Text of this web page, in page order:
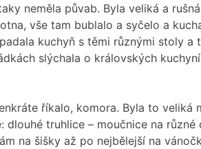
neměla půvab. Byla veliká a
vše tam bublalo a syčelo a
kuchyň s těmi různými stoly a
slýchala o královských
říkalo, komora. Byla to veliká
truhlice – moučnice na různé
na šišky až po nejbělejší na